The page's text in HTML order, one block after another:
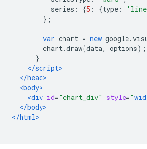
series : {5 : {type :
};
var chart = new google.
chart.draw(data, options);
}
</script>
</head>
<body>
<div id="chart_div" style="
</body>
</html>